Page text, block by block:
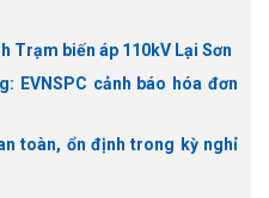
Trạm biến áp 110kV Lại Sơn
EVNSPC cảnh báo hóa đơn
toàn, ổn định trong kỳ nghỉ